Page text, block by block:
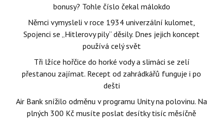
bonusy? Tohle číslo čekal málokdo
Němci vymysleli v roce 1934 univerzální kulomet,
Spojenci se „Hitlerovy pily“ děsily. Dnes jejich koncept
používá celý svět
Tři lžíce hořčice do horké vody a slimáci se zelí
přestanou zajímat. Recept od zahrádkářů funguje i po
dešti
Air Bank snížilo odměnu v programu Unity na polovinu. Na
plných 300 Kč musíte poslat desítky tisíc měsíčně